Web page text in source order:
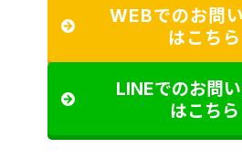
WEBでのお問
はこちら
LINEでのお問
はこちら